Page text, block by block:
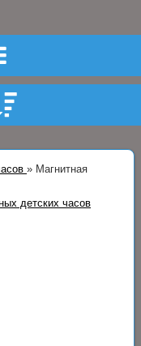
» Магнитная